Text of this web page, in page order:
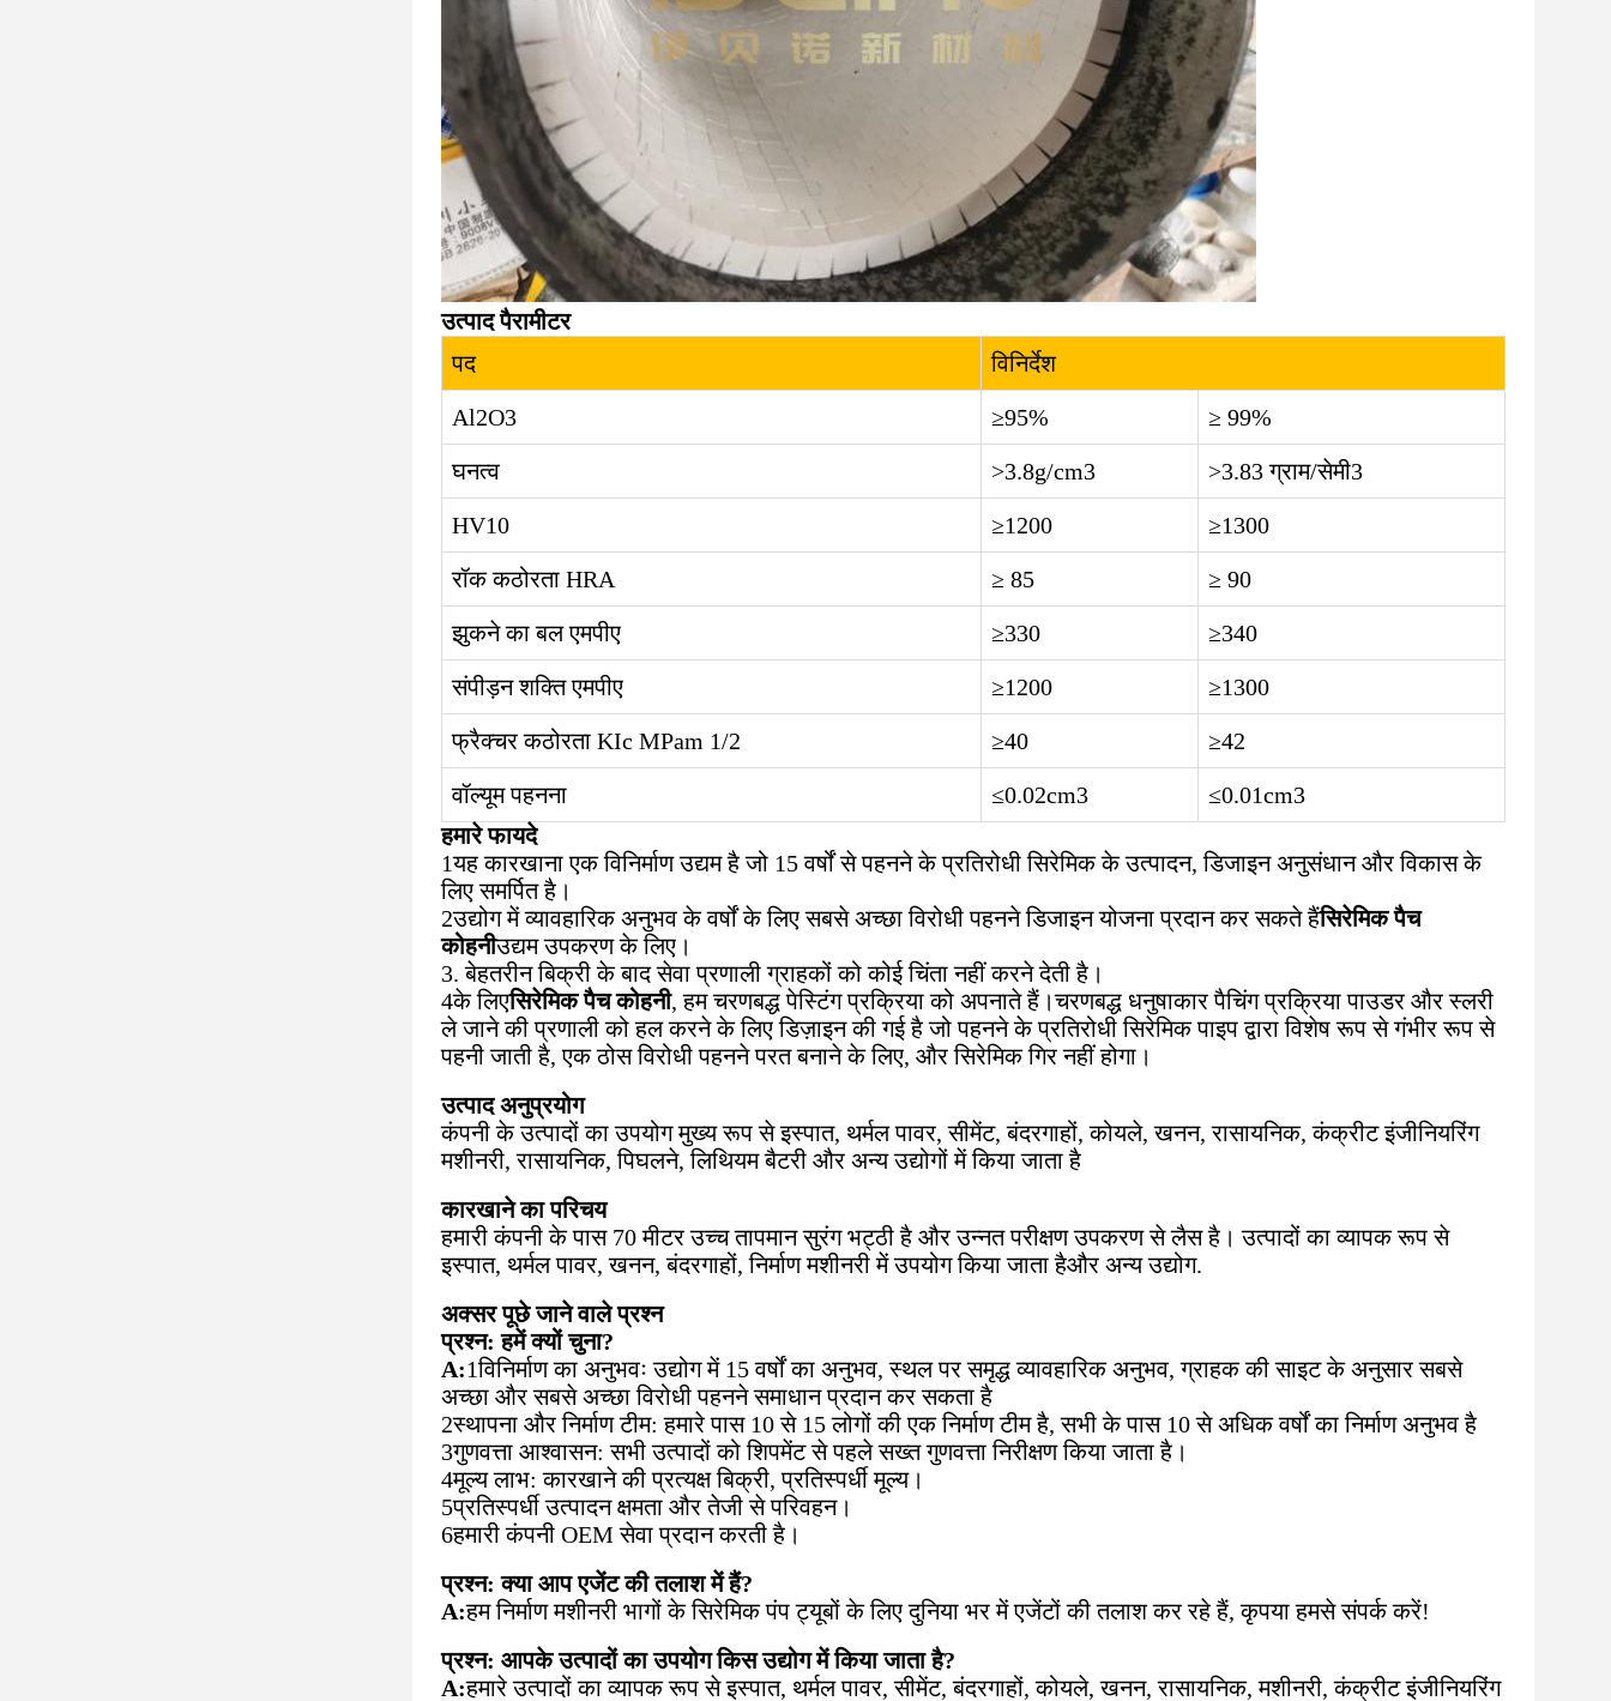
उत्पाद पैरामीटर
पद
विनिर्देश
Al2O3 ≥95% ≥ 99%
घनत्व >3.8g/cm3 >3.83 ग्राम/सेमी3
HV10 ≥1200 ≥1300
रॉक कठोरता HRA ≥ 85 ≥ 90
झुकने का बल एमपीए ≥330 ≥340
संपीड़न शक्ति एमपीए ≥1200 ≥1300
फ्रैक्चर कठोरता KIc MPam 1/2 ≥40 ≥42
वॉल्यूम पहनना ≤0.02cm3
≤0.01cm3
हमारे फायदे
1यह कारखाना एक विनिर्माण उद्यम है जो 15 वर्षों से पहनने के प्रतिरोधी सिरेमिक के उत्पादन, डिजाइन अनुसंधान और विकास के
लिए समर्पित है।
2उद्योग में व्यावहारिक अनुभव के वर्षों के लिए सबसे अच्छा विरोधी पहनने डिजाइन योजना प्रदान कर सकते हैंसिरेमिक पैच
कोहनीउद्यम उपकरण के लिए।
3. बेहतरीन बिक्री के बाद सेवा प्रणाली ग्राहकों को कोई चिंता नहीं करने देती है।
4के लिएसिरेमिक पैच कोहनी, हम चरणबद्ध पेस्टिंग प्रक्रिया को अपनाते हैं।चरणबद्ध धनुषाकार पैचिंग प्रक्रिया पाउडर और स्लरी
ले जाने की प्रणाली को हल करने के लिए डिज़ाइन की गई है जो पहनने के प्रतिरोधी सिरेमिक पाइप द्वारा विशेष रूप से गंभीर रूप से
पहनी जाती है, एक ठोस विरोधी पहनने परत बनाने के लिए, और सिरेमिक गिर नहीं होगा।
उत्पाद अनुप्रयोग
कंपनी के उत्पादों का उपयोग मुख्य रूप से इस्पात, थर्मल पावर, सीमेंट, बंदरगाहों, कोयले, खनन, रासायनिक, कंक्रीट इंजीनियरिंग
मशीनरी, रासायनिक, पिघलने, लिथियम बैटरी और अन्य उद्योगों में किया जाता है
कारखाने का परिचय
हमारी कंपनी के पास 70 मीटर उच्च तापमान सुरंग भट्ठी है और उन्नत परीक्षण उपकरण से लैस है। उत्पादों का व्यापक रूप से
इस्पात, थर्मल पावर, खनन, बंदरगाहों, निर्माण मशीनरी में उपयोग किया जाता हैऔर अन्य उद्योग.
अक्सर पूछे जाने वाले प्रश्न
प्रश्न: हमें क्यों चुना?
A:1विनिर्माण का अनुभवः उद्योग में 15 वर्षों का अनुभव, स्थल पर समृद्ध व्यावहारिक अनुभव, ग्राहक की साइट के अनुसार सबसे
अच्छा और सबसे अच्छा विरोधी पहनने समाधान प्रदान कर सकता है
2स्थापना और निर्माण टीम: हमारे पास 10 से 15 लोगों की एक निर्माण टीम है, सभी के पास 10 से अधिक वर्षों का निर्माण अनुभव है
3गुणवत्ता आश्वासन: सभी उत्पादों को शिपमेंट से पहले सख्त गुणवत्ता निरीक्षण किया जाता है।
4मूल्य लाभ: कारखाने की प्रत्यक्ष बिक्री, प्रतिस्पर्धी मूल्य।
5प्रतिस्पर्धी उत्पादन क्षमता और तेजी से परिवहन।
6हमारी कंपनी OEM सेवा प्रदान करती है।
प्रश्न: क्या आप एजेंट की तलाश में हैं?
A:हम निर्माण मशीनरी भागों के सिरेमिक पंप ट्यूबों के लिए दुनिया भर में एजेंटों की तलाश कर रहे हैं, कृपया हमसे संपर्क करें!
प्रश्न: आपके उत्पादों का उपयोग किस उद्योग में किया जाता है?
A:हमारे उत्पादों का व्यापक रूप से इस्पात, थर्मल पावर, सीमेंट, बंदरगाहों, कोयले, खनन, रासायनिक, मशीनरी, कंक्रीट इंजीनियरिंग